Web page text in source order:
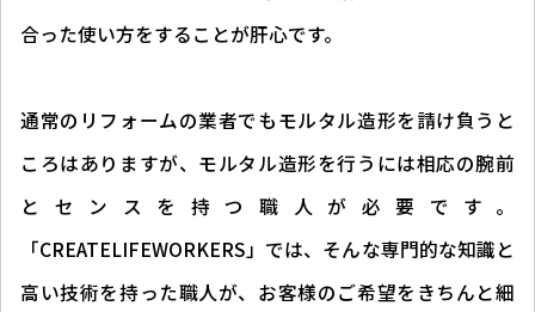
合った使い方をすることが肝心です。
通常のリフォームの業者でもモルタル造形を請け負うと
ころはありますが、モルタル造形を行うには相応の腕前
とセンスを持つ職人が必要です。
「CREATELIFEWORKERS」では、そんな専門的な知識と
高い技術を持った職人が、お客様のご希望をきちんと細